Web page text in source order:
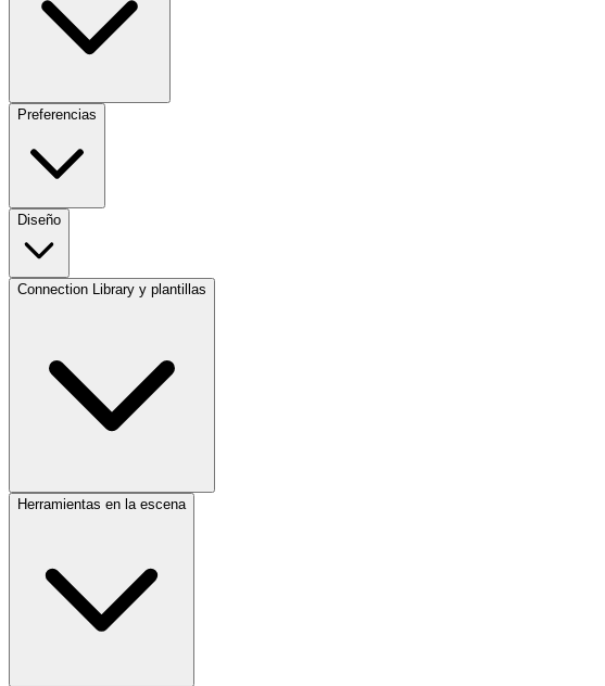
Preferencias
Diseño
Connection Library y plantillas
Herramientas en la escena